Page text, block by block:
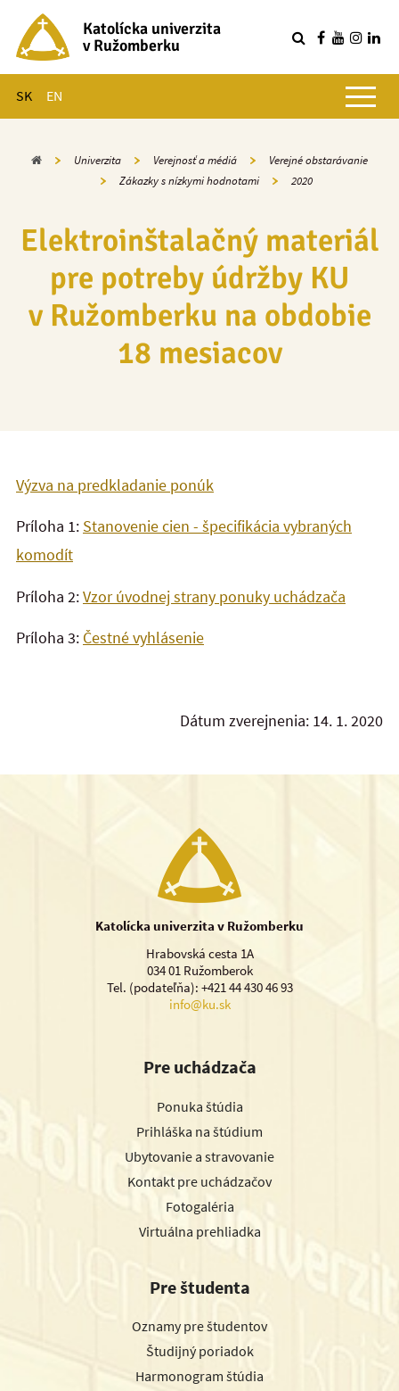
Katolícka univerzita
v Ružomberku
SK EN
Hlavné menu
Domov Univerzita Verejnosť a médiá
Verejné obstarávanie
Zákazky s nízkymi hodnotami
2020
Elektroinštalačný materiál
pre potreby údržby KU
v Ružomberku na obdobie
18 mesiacov
Výzva na predkladanie ponúk
Príloha 1: Stanovenie cien - špecifikácia vybraných
komodít
Príloha 2:Vzor úvodnej strany ponuky uchádzača
Príloha 3: Čestné vyhlásenie
Dátum zverejnenia: 14. 1. 2020
Katolícka univerzita v Ružomberku
Hrabovská cesta 1A
034 01 Ružomberok
Tel. (podateľňa): +421 44 430 46 93
info@ku.sk
Pre uchádzača
Ponuka štúdia
Prihláška na štúdium
Ubytovanie a stravovanie
Kontakt pre uchádzačov
Fotogaléria
Virtuálna prehliadka
Pre študenta
Oznamy pre študentov
Študijný poriadok
Harmonogram štúdia